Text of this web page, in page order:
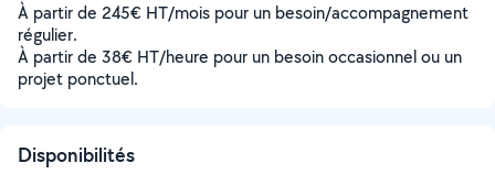
À partir de 245€ HT/mois pour un besoin/accompagnement
régulier.
À partir de 38€ HT/heure pour un besoin occasionnel ou un
projet ponctuel.
Disponibilités